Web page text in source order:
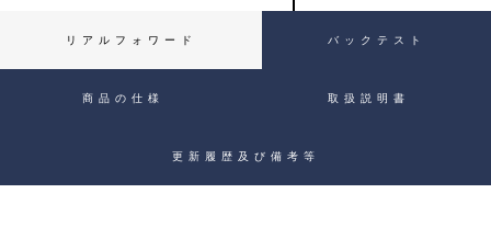
リアルフォワード バックテスト
商品の仕様 取扱説明書
更新履歴及び備考等